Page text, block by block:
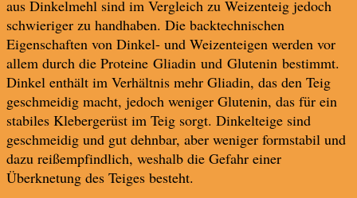
aus Dinkelmehl sind im Vergleich zu Weizenteig jedoch
schwieriger zu handhaben. Die backtechnischen
Eigenschaften von Dinkel- und Weizenteigen werden vor
allem durch die Proteine Gliadin und Glutenin bestimmt.
Dinkel enthält im Verhältnis mehr Gliadin, das den Teig
geschmeidig macht, jedoch weniger Glutenin, das für ein
stabiles Klebergerüst im Teig sorgt. Dinkelteige sind
geschmeidig und gut dehnbar, aber weniger formstabil und
dazu reißempfindlich, weshalb die Gefahr einer
Überknetung des Teiges besteht.